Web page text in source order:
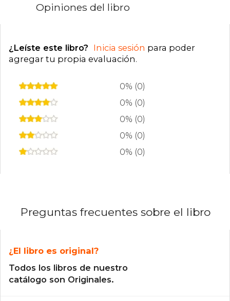
siendo una de las autoras más vendidas del
Opiniones del libro
¿Leíste este libro? Inicia sesión para poder
agregar tu propia evaluación.
0% (0)
0% (0)
0% (0)
0% (0)
0% (0)
Preguntas frecuentes sobre el libro
¿El libro es original?
Todos los libros de nuestro
catálogo son Originales.